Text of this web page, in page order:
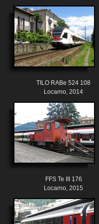
TILO RABe 524 108
Locarno, 2014
FFS Te III 176
Locarno, 2015